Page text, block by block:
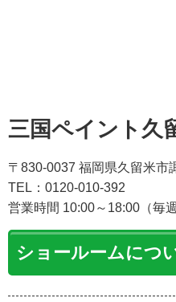
三国ペイント久
〒830-0037 福岡県久留米市
TEL：0120-010-392
営業時間 10:00～18:00（毎
ショールームにつ